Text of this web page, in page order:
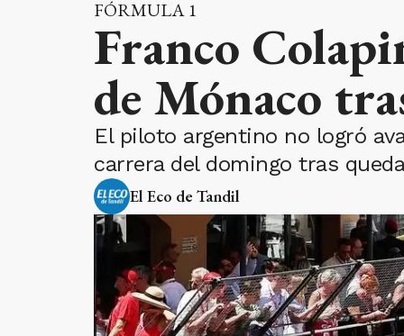
FÓRMULA 1
Franco
de Mónaco
El piloto argentino no logró
carrera del domingo tras
El Eco de Tandil